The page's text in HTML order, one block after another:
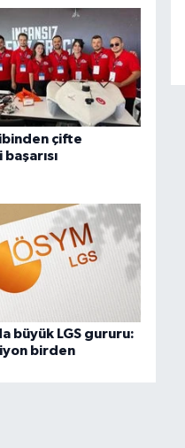
çifte
büyük LGS gururu:
birden